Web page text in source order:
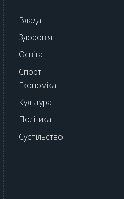
Влада
Здоров'я
Освіта
Спорт
Економіка
Культура
Політика
Суспільство